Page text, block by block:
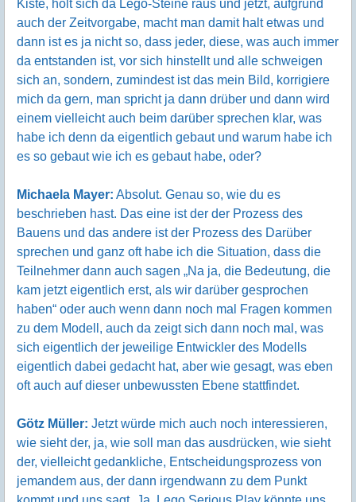
Kiste, holt sich da Lego-Steine raus und jetzt, aufgrund
auch der Zeitvorgabe, macht man damit halt etwas und
dann ist es ja nicht so, dass jeder, diese, was auch immer
da entstanden ist, vor sich hinstellt und alle schweigen
sich an, sondern, zumindest ist das mein Bild, korrigiere
mich da gern, man spricht ja dann drüber und dann wird
einem vielleicht auch beim darüber sprechen klar, was
habe ich denn da eigentlich gebaut und warum habe ich
es so gebaut wie ich es gebaut habe, oder?
Michaela Mayer: Absolut. Genau so, wie du es
beschrieben hast. Das eine ist der der Prozess des
Bauens und das andere ist der Prozess des Darüber
sprechen und ganz oft habe ich die Situation, dass die
Teilnehmer dann auch sagen „Na ja, die Bedeutung, die
kam jetzt eigentlich erst, als wir darüber gesprochen
haben“ oder auch wenn dann noch mal Fragen kommen
zu dem Modell, auch da zeigt sich dann noch mal, was
sich eigentlich der jeweilige Entwickler des Modells
eigentlich dabei gedacht hat, aber wie gesagt, was eben
oft auch auf dieser unbewussten Ebene stattfindet.
Götz Müller: Jetzt würde mich auch noch interessieren,
wie sieht der, ja, wie soll man das ausdrücken, wie sieht
der, vielleicht gedankliche, Entscheidungsprozess von
jemandem aus, der dann irgendwann zu dem Punkt